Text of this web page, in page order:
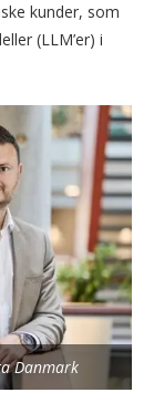
kunder, som
(LLM’er) i
Danmark